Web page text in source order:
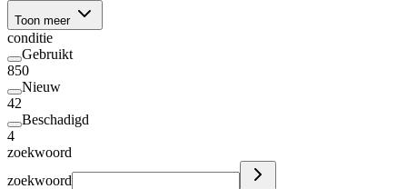
Toon meer
conditie
Gebruikt
850
Nieuw
42
Beschadigd
4
zoekwoord
zoekwoord